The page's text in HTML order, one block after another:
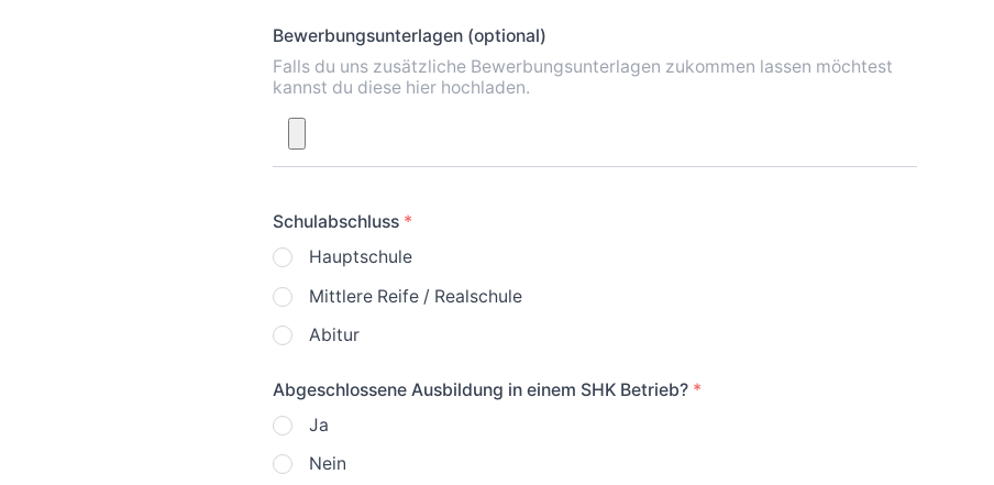
Bewerbungsunterlagen (optional)
Falls du uns zusätzliche Bewerbungsunterlagen zukommen lassen möchtest
kannst du diese hier hochladen.
Qualifikation
Schulabschluss *
Hauptschule
Mittlere Reife / Realschule
Abitur
Abgeschlossene Ausbildung in einem SHK Betrieb? *
Ja
Nein